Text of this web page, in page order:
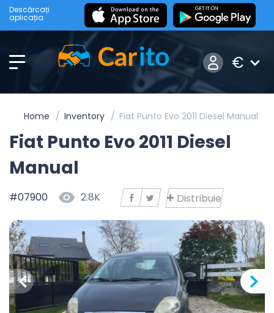
Descărcați
aplicația
€
Home Inventory Fiat Punto Evo 2011 Diesel Manual
Fiat Punto Evo 2011 Diesel
Manual
#07900 2.8K Distribuie